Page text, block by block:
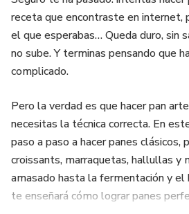
receta que encontraste en internet,
el que esperabas… Queda duro, sin
no sube. Y terminas pensando que
complicado.
Pero la verdad es que hacer pan
necesitas la técnica correcta. En
paso a paso a hacer panes clásicos,
croissants, marraquetas, hallullas y
amasado hasta la fermentación y el
te enseñará cómo lograr panes